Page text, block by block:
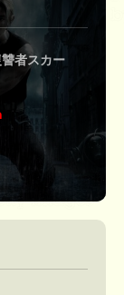
者スカー